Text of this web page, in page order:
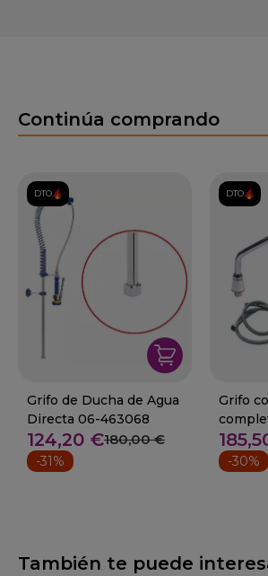
Continúa comprando
DTO.
Grifo de Ducha de Agua
Directa 06-463068
124,20 €180,00 €
-31%
DTO.
Grifo
-30%
También te puede